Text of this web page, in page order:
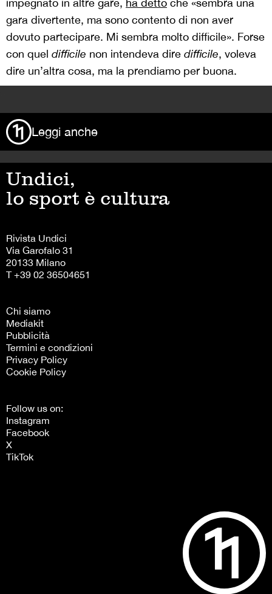
impegnato in altre gare, ha detto che «sembra una
gara divertente, ma sono contento di non aver
dovuto partecipare. Mi sembra molto difficile». Forse
con quel difficile non intendeva dire difficile, voleva
dire un’altra cosa, ma la prendiamo per buona.
Leggi anche
Undici,
lo sport è cultura
Rivista Undici
Via Garofalo 31
20133 Milano
T +39 02 36504651
Chi siamo
Mediakit
Pubblicità
Termini e condizioni
Privacy Policy
Cookie Policy
Follow us on:
Instagram
Facebook
X
TikTok